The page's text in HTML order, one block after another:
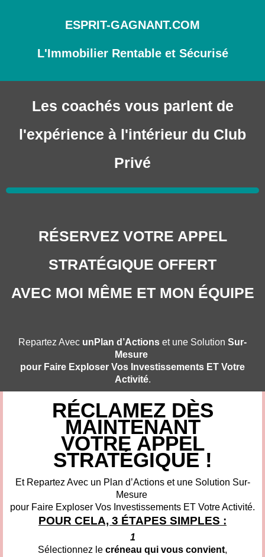
ESPRIT-GAGNANT.COM
L'Immobilier Rentable et Sécurisé
Les coachés vous parlent de
l'expérience à l'intérieur du Club
Privé
RÉSERVEZ VOTRE APPEL
STRATÉGIQUE OFFERT
AVEC MOI MÊME ET MON ÉQUIPE
Repartez Avec unPlan d’Actions et une Solution Sur-
Mesure
pour Faire Exploser Vos Investissements ET Votre
Activité.
RÉCLAMEZ DÈS
MAINTENANT
VOTRE APPEL
STRATÉGIQUE !
Et Repartez Avec un Plan d’Actions et une Solution Sur-
Mesure
pour Faire Exploser Vos Investissements ET Votre Activité.
POUR CELA, 3 ÉTAPES SIMPLES :
1
Sélectionnez le créneau qui vous convient,